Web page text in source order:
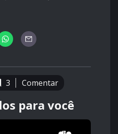
3 Comentar
para você